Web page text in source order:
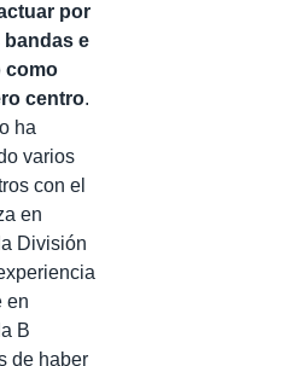
por
bandas e
como
centro.
ha
varios
con el
en
División
en
B
de haber